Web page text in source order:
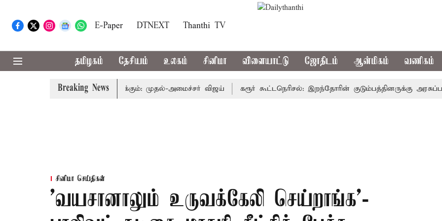
E-Paper DTNEXT Thanthi TV
தமிழகம் தேசியம் உலகம் சினிமா விளையாட்டு ஜோதிடம் ஆன்மிகம் வணிகம்
Breaking News
தொகுதி மறுவரையறை பாதிக்கும்: முதல்-அமைச்சர் விஜய் கரூர் கூட்டநெரிசல்: இறந்தோரின் குடும்பத்தினருக்கு அரசுப்பணி
சினிமா செய்திகள்
'வயசானாலும் உருவக்கேலி செய்றாங்க'-